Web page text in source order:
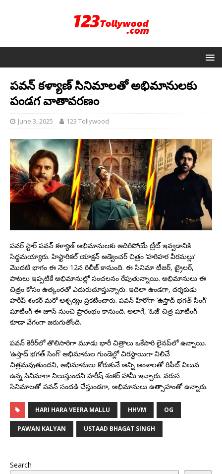
పవన్ కళ్యాణ్ సినిమాలతో అభిమానులకు
పండగ వాతావరణం
June 3, 2025 123 Tollywood
పవర్ స్టార్ పవన్ కళ్యాణ్ అభిమానులకు అదిరిపోయే ట్రీట్ ఇవ్వడానికి
సిద్ధమయ్యారు. హిస్టారికల్ యాక్షన్ అడ్వెంచర్ చిత్రం ‘హరిహర వీరమల్లు’
మొదటి భాగం ఈ నెల 12న రిలీజ్ కానుంది. ఈ సినిమా టీజర్, ట్రైలర్,
పాటలు ఇప్పటికే అభిమానుల్లో సంచలనం రేపుతున్నాయి. అభిమానులు ఈ
చిత్రం కోసం ఉత్కంఠతో ఎదురుచూస్తున్నారు. ఇదిలా ఉండగా, దర్శకుడు
హరీష్ శంకర్ మరో ఆశ్చర్యం ప్రకటించారు. పవన్ హీరోగా ‘ఉస్తాద్ భగత్ సింగ్’
షూటింగ్ ఈ జూన్ నుంచి ప్రారంభం కానుంది. అలాగే, ‘ఓజీ’ చిత్ర షూటింగ్
కూడా వేగంగా జరుగుతోంది.
పవన్ కెరీర్‌లో తొలిసారిగా మూడు భారీ చిత్రాలు ఒకేసారి లైనప్‌లో ఉన్నాయి.
‘ఉస్తాద్ భగత్ సింగ్’ అభిమానుల గుండెల్లో చిరస్థాయిగా నిలిచే
చిత్రమవుతుందని, అభిమానులు కోరుకునే అన్ని అంశాలతో రిపీట్ విలువ
ఉన్న సినిమాగా నిలుస్తుందని హరీష్ శంకర్ హామీ ఇచ్చారు. వరుస
సినిమాలతో పవన్ సందడి చేస్తుండగా, అభిమానులు ఉత్సాహంతో ఉన్నారు.
HARI HARA VEERA MALLU HHVM OG
PAWAN KALYAN USTAAD BHAGAT SINGH
Search